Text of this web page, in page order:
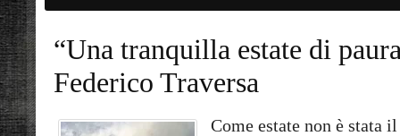
“Una tranquilla estate di
Federico Traversa
Come estate non è stata